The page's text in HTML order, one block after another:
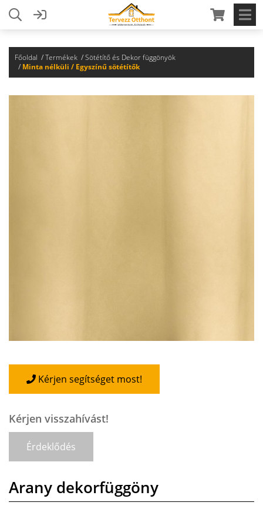
Főoldal Termékek
Sötétítő és Dekor függönyök
Minta nélküli / Egyszínű sötétítők
Kérjen segítséget most!
Kérjen visszahívást!
Érdeklődés
Arany dekorfüggöny